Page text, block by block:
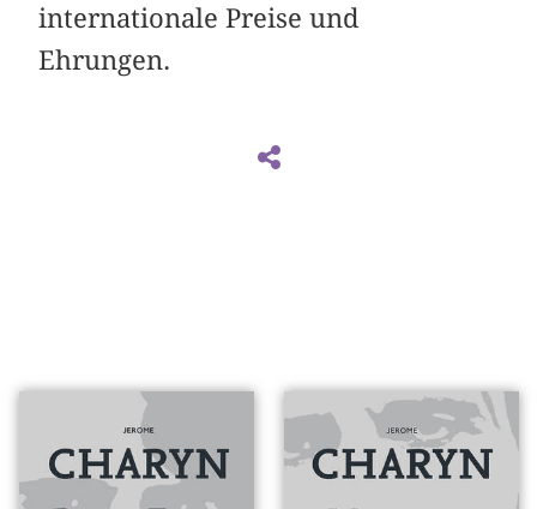
internationale Preise und
Ehrungen.